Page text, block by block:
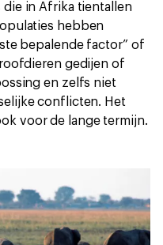
die in Afrika tientallen
hebben
bepalende factor” of
gedijen of
en zelfs niet
conflicten. Het
voor de lange termijn.